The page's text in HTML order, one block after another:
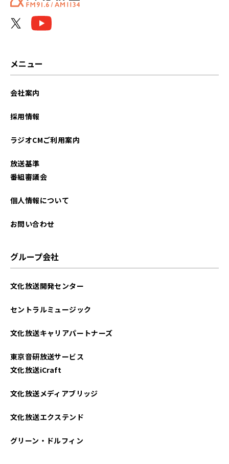
2023年10月
2022年11月
メニュー
会社案内
採用情報
ラジオCMご利用案内
放送基準
番組審議会
個人情報について
お問い合わせ
グループ会社
文化放送開発センター
セントラルミュージック
文化放送キャリアパートナーズ
東京音研放送サービス
文化放送iCraft
文化放送メディアブリッジ
文化放送エクステンド
グリーン・ドルフィン